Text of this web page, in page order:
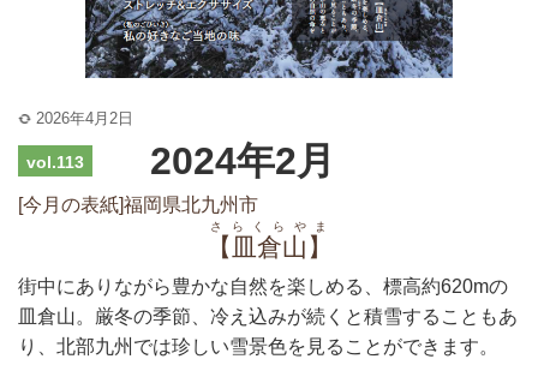
2026年4月2日
vol.113 2024年2月
[今月の表紙]福岡県北九州市
【皿倉山】
さらくらやま
街中にありながら豊かな自然を楽しめる、標高約620mの
皿倉山。厳冬の季節、冷え込みが続くと積雪することもあ
り、北部九州では珍しい雪景色を見ることができます。